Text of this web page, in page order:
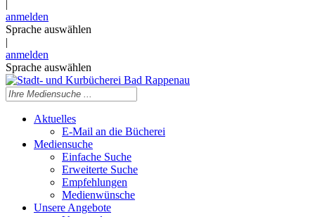
|
anmelden
Sprache auswählen
|
anmelden
Sprache auswählen
Aktuelles
E-Mail an die Bücherei
Mediensuche
Einfache Suche
Erweiterte Suche
Empfehlungen
Medienwünsche
Unsere Angebote